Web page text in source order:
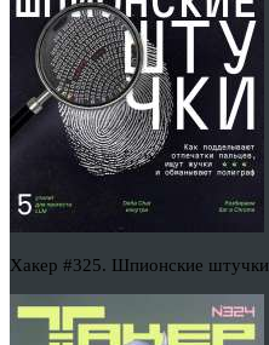
Хакер #325. Шпионские штучки